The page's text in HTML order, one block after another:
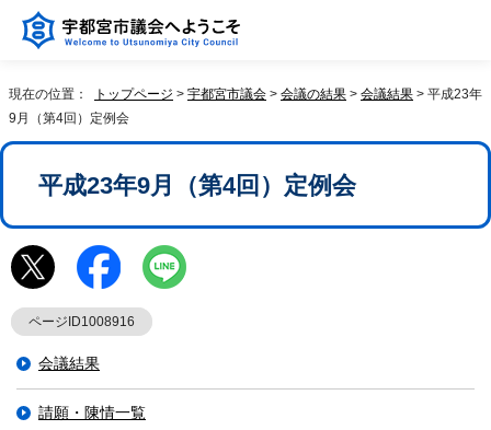
現在の位置： トップページ > 宇都宮市議会 > 会議の結果 > 会議結果 > 平成23年
9月（第4回）定例会
平成23年9月（第4回）定例会
ページID1008916
会議結果
請願・陳情一覧